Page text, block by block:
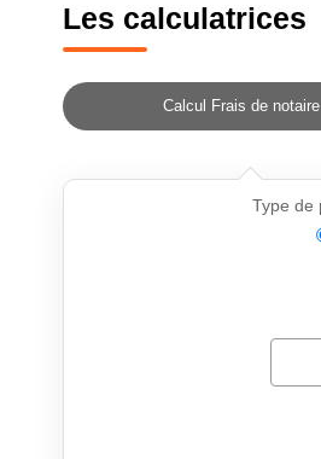
Les calculatrices
Calcul Frais de notaire